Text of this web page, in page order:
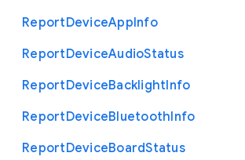
ReportDeviceAppInfo
ReportDeviceAudioStatus
ReportDeviceBacklightInfo
ReportDeviceBluetoothInfo
ReportDeviceBoardStatus